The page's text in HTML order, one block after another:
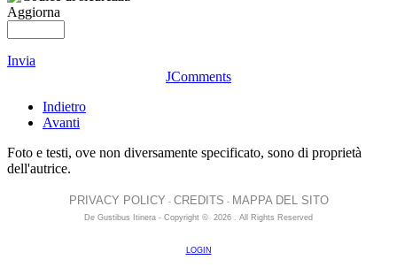
Aggiorna
Invia
JComments
Indietro
Avanti
Foto e testi, ove non diversamente specificato, sono di proprietà
dell'autrice.
PRIVACY POLICY - CREDITS - MAPPA DEL SITO
De Gustibus Itinera - Copyright © 2026 All Rights Reserved
LOGIN